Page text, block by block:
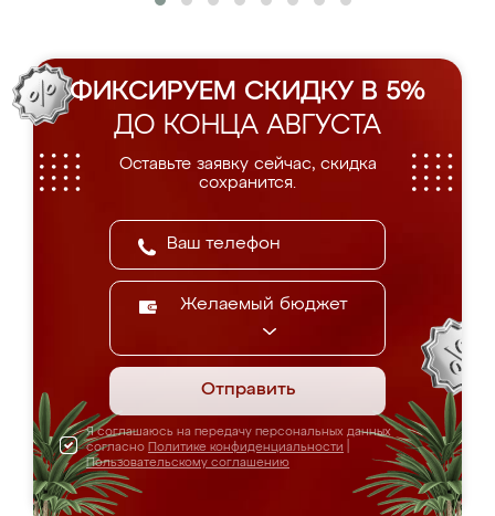
ФИКСИРУЕМ СКИДКУ В 5%
ДО КОНЦА АВГУСТА
Оставьте заявку сейчас, скидка
сохранится.
Желаемый бюджет
Отправить
Я соглашаюсь на передачу персональных данных
согласно Политике конфиденциальности
Пользовательскому соглашению